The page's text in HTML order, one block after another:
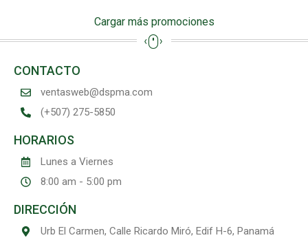
Promociones
Lenovo ThinkPad P16s Ultra 7 32GB 1TB SSD –
AI Laptop
Cargar más promociones
CONTACTO
ventasweb@dspma.com
(+507) 275-5850
HORARIOS
Lunes a Viernes
8:00 am - 5:00 pm
DIRECCIÓN
Urb El Carmen, Calle Ricardo Miró, Edif H-6, Panamá